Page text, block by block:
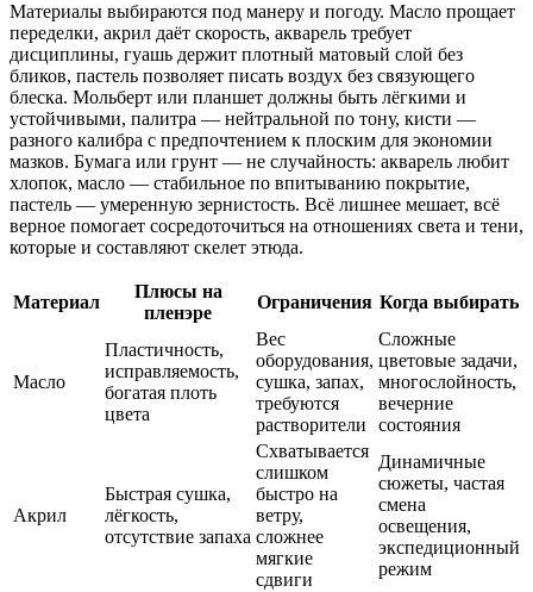
Материалы выбираются под манеру и погоду. Масло прощает
переделки, акрил даёт скорость, акварель требует
дисциплины, гуашь держит плотный матовый слой без
бликов, пастель позволяет писать воздух без связующего
блеска. Мольберт или планшет должны быть лёгкими и
устойчивыми, палитра — нейтральной по тону, кисти —
разного калибра с предпочтением к плоским для экономии
мазков. Бумага или грунт — не случайность: акварель любит
хлопок, масло — стабильное по впитыванию покрытие,
пастель — умеренную зернистость. Всё лишнее мешает, всё
верное помогает сосредоточиться на отношениях света и тени,
которые и составляют скелет этюда.
Материал
Плюсы на
пленэре
Ограничения Когда выбирать
Масло
Пластичность,
исправляемость,
богатая плоть
цвета
Вес
оборудования,
сушка, запах,
требуются
растворители
Сложные
цветовые задачи,
многослойность,
вечерние
состояния
Акрил
Быстрая сушка,
лёгкость,
отсутствие запаха
Схватывается
слишком
быстро на
ветру,
сложнее
мягкие
сдвиги
Динамичные
сюжеты, частая
смена
освещения,
экспедиционный
режим